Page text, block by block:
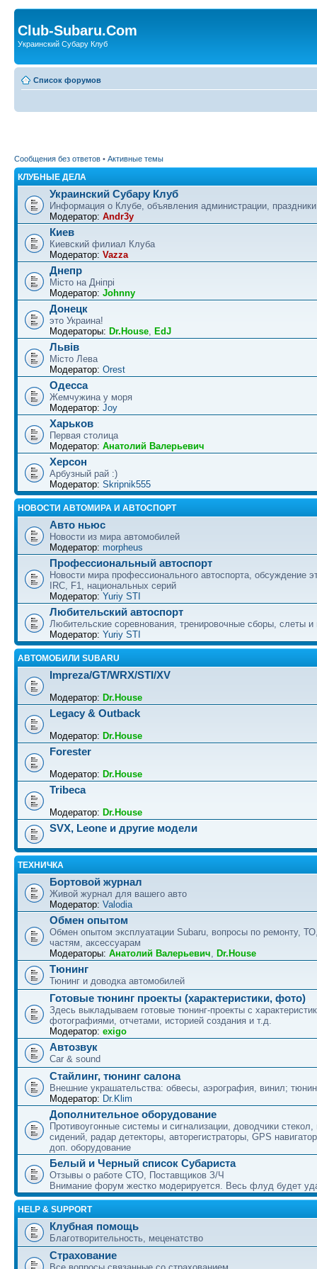
Club-Subaru.Com
Украинский Субару Клуб
Список форумов
Сообщения без ответов • Активные темы
КЛУБНЫЕ ДЕЛА
Украинский Субару Клуб
Информация о Клубе, объявления администрации,
Модератор: Andr3y
Киев
Киевский филиал Клуба
Модератор: Vazza
Днепр
Місто на Дніпрі
Модератор: Johnny
Донецк
это Украина!
Модераторы: Dr.House, EdJ
Львів
Місто Лева
Модератор: Orest
Одесса
Жемчужина у моря
Модератор: Joy
Харьков
Первая столица
Модератор: Анатолий Валерьевич
Херсон
Арбузный рай :)
Модератор: Skripnik555
НОВОСТИ АВТОМИРА И АВТОСПОРТ
Авто ньюс
Новости из мира автомобилей
Модератор: morpheus
Профессиональный автоспорт
Новости мира профессионального автоспорта, обсуждение
IRC, F1, национальных серий
Модератор: Yuriy STI
Любительский автоспорт
Любительские соревнования, тренировочные сборы, слеты и
Модератор: Yuriy STI
АВТОМОБИЛИ SUBARU
Impreza/GT/WRX/STI/XV
Модератор: Dr.House
Legacy & Outback
Модератор: Dr.House
Forester
Модератор: Dr.House
Tribeca
Модератор: Dr.House
SVX, Leone и другие модели
ТЕХНИЧКА
Бортовой журнал
Живой журнал для вашего авто
Модератор: Valodia
Обмен опытом
Обмен опытом эксплуатации Subaru, вопросы по ремонту,
частям, аксессуарам
Модераторы: Анатолий Валерьевич, Dr.House
Тюнинг
Тюнинг и доводка автомобилей
Готовые тюнинг проекты (характеристики, фото)
Здесь выкладываем готовые тюнинг-проекты с
фотографиями, отчетами, историей создания и т.д.
Модератор: exigo
Автозвук
Car & sound
Стайлинг, тюнинг салона
Внешние украшательства: обвесы, аэрография, винил;
Модератор: Dr.Klim
Дополнительное оборудование
Противоугонные системы и сигнализации, доводчики стекол,
сидений, радар детекторы, авторегистраторы, GPS
доп. оборудование
Белый и Черный список Субариста
Отзывы о работе СТО, Поставщиков З/Ч
Внимание форум жестко модерируется. Весь флуд будет
HELP & SUPPORT
Клубная помощь
Благотворительность, меценатство
Страхование